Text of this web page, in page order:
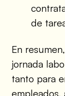
de
En
jornada
tanto para
empleados,